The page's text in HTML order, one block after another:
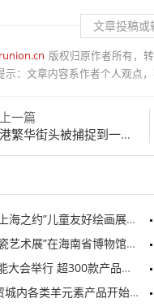
文章投稿或
版权归原作者所有，
示：文章内容系作者个人观点
上一篇
街头被捕捉到一组靓丽照片
约”儿童友好绘画展在上海开幕
术展”在海南省博物馆展出
举行 超300款产品全球首发
各类羊元素产品开始陆续亮相